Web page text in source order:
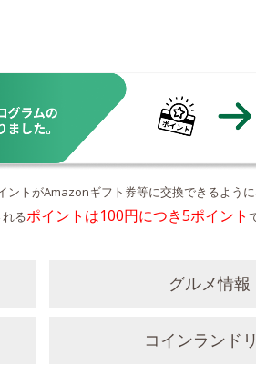
ントがAmazonギフト券等に交換できるよう
るポイントは100円につき5ポイント
グルメ情報
コインランド